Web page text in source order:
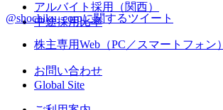
アルバイト採用（関西）
中途採用比率
@shochiku_corpに関するツイート
株主専用Web（PC／スマートフォン）
お問い合わせ
Global Site